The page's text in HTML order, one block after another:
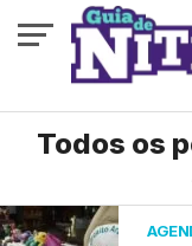
Todos os